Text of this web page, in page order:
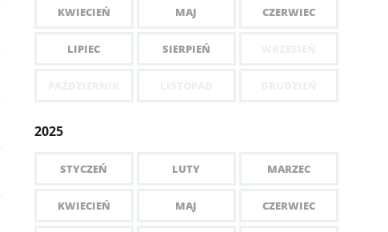
KWIECIEŃ MAJ CZERWIEC
LIPIEC SIERPIEŃ
2025
STYCZEŃ LUTY MARZEC
KWIECIEŃ MAJ CZERWIEC